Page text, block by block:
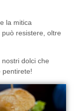
la mitica
resistere, oltre
nostri dolci che
pentirete!